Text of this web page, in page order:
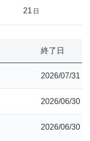
21 日
終了日
2026/07/31
2026/06/30
2026/06/30